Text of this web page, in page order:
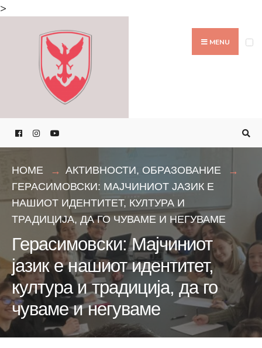
>
MENU
HOME АКТИВНОСТИ, ОБРАЗОВАНИЕ
ГЕРАСИМОВСКИ: МАЈЧИНИОТ ЈАЗИК Е
НАШИОТ ИДЕНТИТЕТ, КУЛТУРА И
ТРАДИЦИЈА, ДА ГО ЧУВАМЕ И НЕГУВАМЕ
Герасимовски: Мајчиниот
јазик е нашиот идентитет,
култура и традиција, да го
чуваме и негуваме